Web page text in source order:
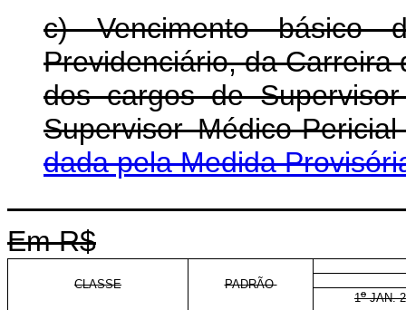
c) Vencimento básico
Previdenciário, da Carreira
dos cargos de
Supervisor Médico-
dada pela Medida
Em R$
CLASSE
PADRÃO
1oJAN.